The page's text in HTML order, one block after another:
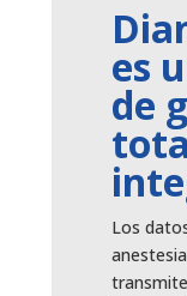
es
de
Los